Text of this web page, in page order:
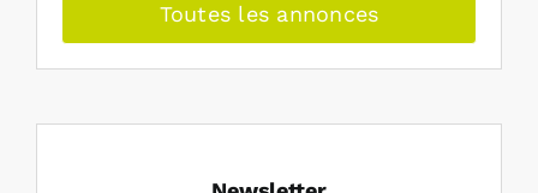
Toutes les annonces